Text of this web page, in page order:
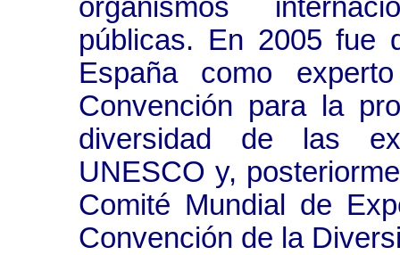
organismos
públicas. En 2005 fue
España como
Convención para la
diversidad de las
UNESCO y,
Comité Mundial de
Convención de la